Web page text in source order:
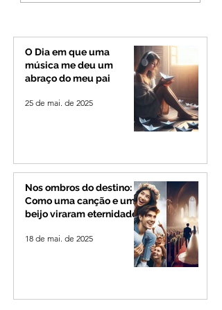
mas partido nega
de Minas
O Dia em que uma
música me deu um
abraço do meu pai
25 de mai. de 2025
Nos ombros do destino:
Como uma canção e um
beijo viraram eternidade
18 de mai. de 2025